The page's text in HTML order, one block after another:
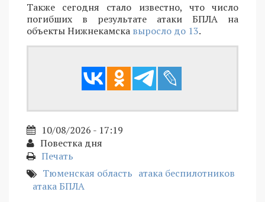
Также сегодня стало известно, что число
погибших в результате атаки БПЛА на
объекты Нижнекамска выросло до 13.
10/08/2026 - 17:19
Повестка дня
Печать
Тюменская область атака беспилотников
атака БПЛА